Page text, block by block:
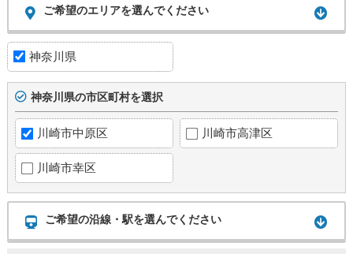
ご希望のエリアを選んでください
神奈川県
神奈川県の市区町村を選択
川崎市中原区 川崎市高津区
川崎市幸区
ご希望の沿線・駅を選んでください